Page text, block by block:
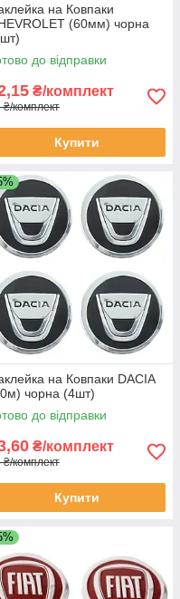
на Ковпаки
(60мм) чорна
до відправки
₴/комплект
₴/комплект
Купити
на Ковпаки DACIA
чорна (4шт)
до відправки
₴/комплект
₴/комплект
Купити